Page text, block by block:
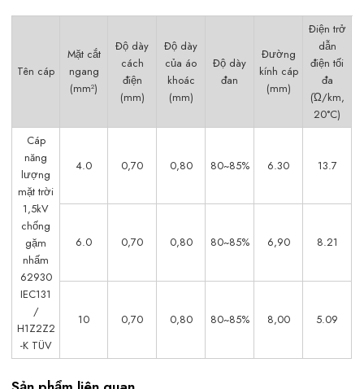
Tên cáp
Mặt cắt
ngang
(mm²)
Độ dày
cách
điện
(mm)
Độ dày
của áo
khoác
(mm)
Độ dày
đan
Đường
kính cáp
(mm)
Điện trở
dẫn
điện tối
đa
(Ώ/km,
20°C)
Cáp
năng
lượng
mặt trời
1,5kV
chống
gặm
nhấm
62930
IEC131
/
H1Z2Z2
-K TÜV
4.0 0,70 0,80 80~85% 6.30 13.7
6.0 0,70 0,80 80~85% 6,90 8.21
10 0,70 0,80 80~85% 8,00 5.09